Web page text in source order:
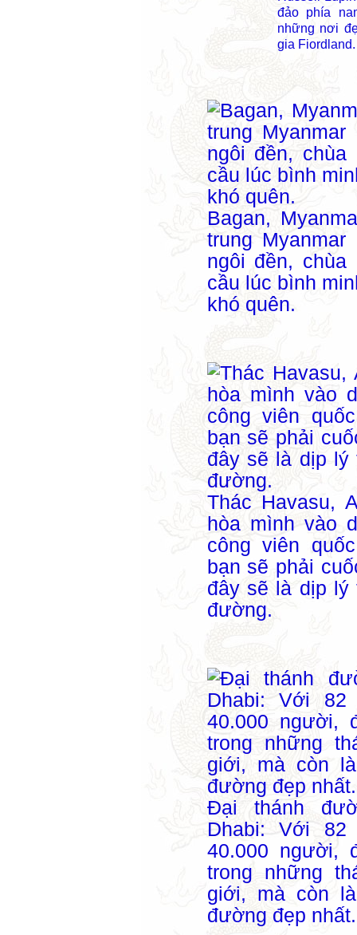
đảo phía
những nơi
gia
Bagan,
trung
ngôi đền,
cầu lúc bình
khó quên.
Thác Havasu,
hòa mình vào
công viên
bạn sẽ phải
đây sẽ là dịp lý
đường.
Đại thánh
Dhabi: Với
40.000 người,
trong những
giới, mà còn
đường đẹp